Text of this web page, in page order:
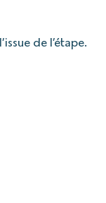
de l’étape.